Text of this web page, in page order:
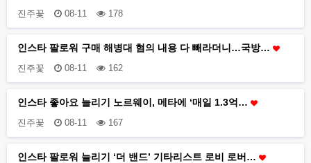
진주꽃 08-11 178
인스타 팔로워 구매 해병대 혐의 내용 다 빼라더니…국방…
진주꽃 08-11 162
인스타 좋아요 늘리기 노르웨이, 메타에 ‘매일 1.3억…
진주꽃 08-11 167
인스타 팔로워 늘리기 ‘더 밴드’ 기타리스트 로비 로버…